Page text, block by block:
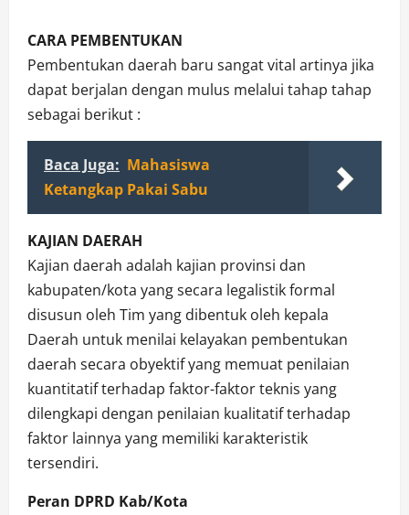
CARA PEMBENTUKAN
Pembentukan daerah baru sangat vital artinya jika
dapat berjalan dengan mulus melalui tahap tahap
sebagai berikut :
Baca Juga: Mahasiswa
Ketangkap Pakai Sabu
KAJIAN DAERAH
Kajian daerah adalah kajian provinsi dan
kabupaten/kota yang secara legalistik formal
disusun oleh Tim yang dibentuk oleh kepala
Daerah untuk menilai kelayakan pembentukan
daerah secara obyektif yang memuat penilaian
kuantitatif terhadap faktor-faktor teknis yang
dilengkapi dengan penilaian kualitatif terhadap
faktor lainnya yang memiliki karakteristik
tersendiri.
Peran DPRD Kab/Kota